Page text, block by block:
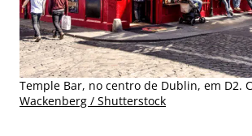
Temple Bar, no centro de Dublin, em D2.
Wackenberg / Shutterstock